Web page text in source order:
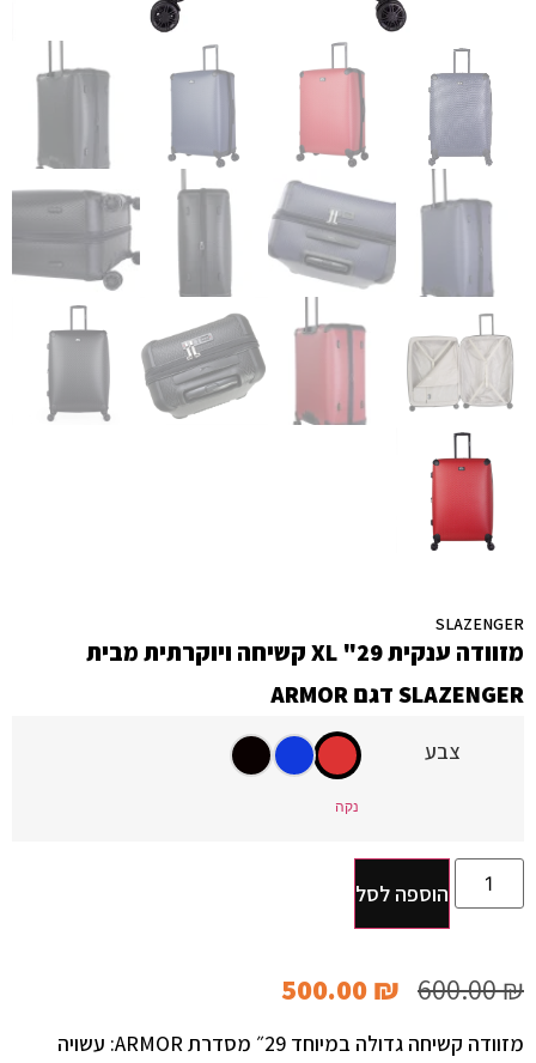
SLAZENGER
מזוודה ענקית 29" XL קשיחה ויוקרתית מבית
SLAZENGER דגם ARMOR
מזוודה קשיחה גדולה במיוחד 29״ מסדרת ARMOR: עשויה
600.00₪
500.00₪
צבע
נקה
הוספה לסל